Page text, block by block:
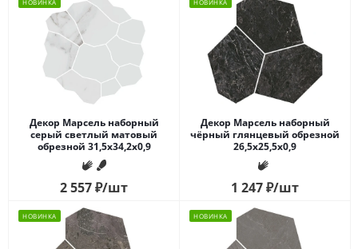
НОВИНКА
Декор Марсель наборный
серый светлый матовый
обрезной 31,5x34,2x0,9
2 557₽/шт
НОВИНКА
Декор Марсель наборный
чёрный глянцевый обрезной
26,5x25,5x0,9
1 247₽/шт
НОВИНКА НОВИНКА